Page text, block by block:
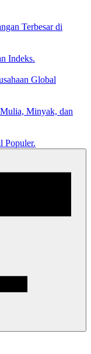
Terbesar di
Indeks.
Global
Minyak, dan
Populer.